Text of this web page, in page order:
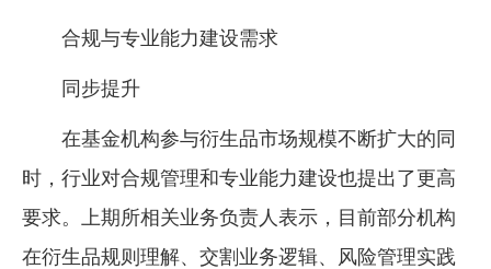
合规与专业能力建设需求
同步提升
在基金机构参与衍生品市场规模不断扩大的同
时，行业对合规管理和专业能力建设也提出了更高
要求。上期所相关业务负责人表示，目前部分机构
在衍生品规则理解、交割业务逻辑、风险管理实践